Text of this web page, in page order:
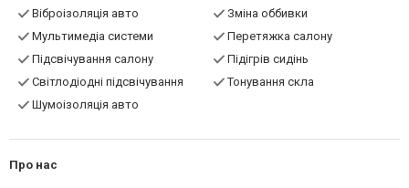
Віброізоляція авто
Зміна оббивки
Мультимедіа системи
Перетяжка салону
Підсвічування салону
Підігрів сидінь
Світлодіодні підсвічування
Тонування скла
Шумоізоляція авто
Про нас